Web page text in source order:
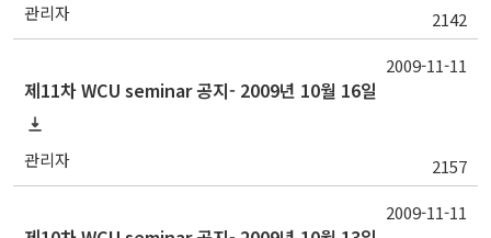
관리자 2142
제11차 WCU seminar 공지- 2009년 10월 16일
관리자 2157
2009-11-11
2009-11-11